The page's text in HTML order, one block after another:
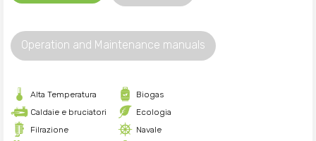
Operation and Maintenance manuals
Alta Temperatura
Biogas
Caldaie e bruciatori
Ecologia
Filrazione
Navale